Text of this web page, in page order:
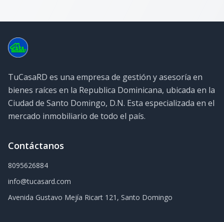
TuCasaRD es una empresa de gestión y asesoría en
bienes raíces en la Republica Dominicana, ubicada en la
Ciudad de Santo Domingo, D.N. Esta especializada en el
mercado inmobiliario de todo el país.
Contáctanos
8095626884
info@tucasard.com
Avenida Gustavo Mejía Ricart 121, Santo Domingo